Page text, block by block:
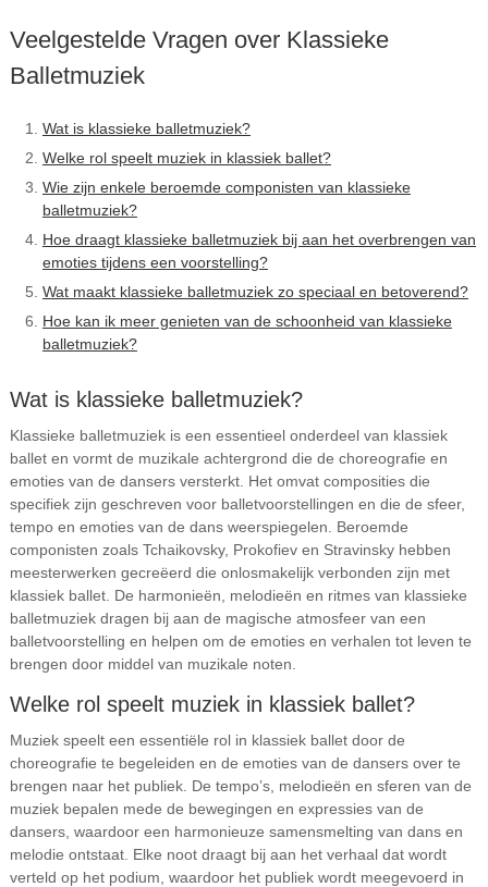
Veelgestelde Vragen over Klassieke
Balletmuziek
Wat is klassieke balletmuziek?
Welke rol speelt muziek in klassiek ballet?
Wie zijn enkele beroemde componisten van klassieke
balletmuziek?
Hoe draagt klassieke balletmuziek bij aan het overbrengen van
emoties tijdens een voorstelling?
Wat maakt klassieke balletmuziek zo speciaal en betoverend?
Hoe kan ik meer genieten van de schoonheid van klassieke
balletmuziek?
Wat is klassieke balletmuziek?
Klassieke balletmuziek is een essentieel onderdeel van klassiek
ballet en vormt de muzikale achtergrond die de choreografie en
emoties van de dansers versterkt. Het omvat composities die
specifiek zijn geschreven voor balletvoorstellingen en die de sfeer,
tempo en emoties van de dans weerspiegelen. Beroemde
componisten zoals Tchaikovsky, Prokofiev en Stravinsky hebben
meesterwerken gecreëerd die onlosmakelijk verbonden zijn met
klassiek ballet. De harmonieën, melodieën en ritmes van klassieke
balletmuziek dragen bij aan de magische atmosfeer van een
balletvoorstelling en helpen om de emoties en verhalen tot leven te
brengen door middel van muzikale noten.
Welke rol speelt muziek in klassiek ballet?
Muziek speelt een essentiële rol in klassiek ballet door de
choreografie te begeleiden en de emoties van de dansers over te
brengen naar het publiek. De tempo’s, melodieën en sferen van de
muziek bepalen mede de bewegingen en expressies van de
dansers, waardoor een harmonieuze samensmelting van dans en
melodie ontstaat. Elke noot draagt bij aan het verhaal dat wordt
verteld op het podium, waardoor het publiek wordt meegevoerd in